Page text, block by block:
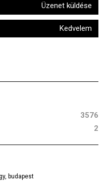
Üzenet küldése
Kedvelem
3576
2
, budapest